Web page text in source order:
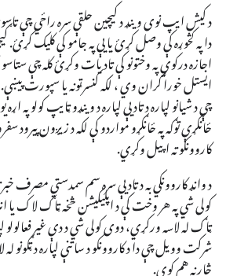
د کیش ایپ نوی وینډ د کیچین حلقې سره راځي چې تاسو
دا په کڅوړه کې وصل کړئ یا یې په جامو کې کلیک کړئ.
اجازه درکوي په وختونو کې تادیات وکړئ کله چې
ایستل خورا ګران وي ، لکه کنسرټونه یا سپورت
چې د شیانو لپاره د تادیې لپاره د وینډو ټایپ کولو په
ځانګړې توګه په ځانګړو مواردو کې لکه د زیږون پیرود
کاروونکو ته اپیل وکړي.
د وانډ کاروونکي به د تادیې سره سم سمدستي مصرف
کولی شي په هر وخت کې د اپلیکیشن څخه ټاګ لاک یا
ټاګ له لاسه ورکړي، دوی کولی شي د دې غیر فعالولو
شرکت وویل چې دا د کاروونکو د ساتنې لپاره د ټګونو له
څارنه هم کوي.